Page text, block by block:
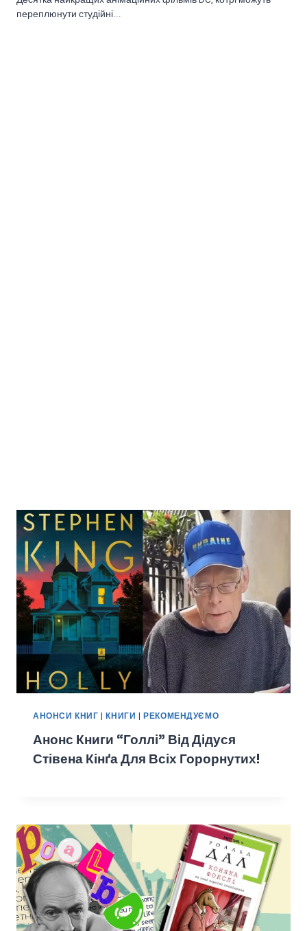
АНОНСИ КНИГ |КНИГИ |РЕКОМЕНДУЄМО
Анонс Книги “Голлі” Від Дідуся
Стівена Кінґа Для Всіх Горорнутих!